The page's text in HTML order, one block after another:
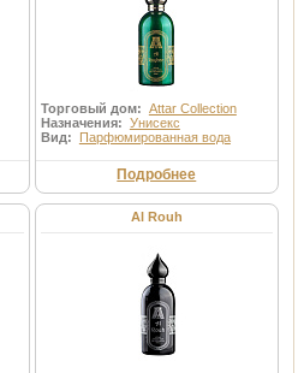
Торговый дом: Attar Collection
Назначения: Унисекс
Вид: Парфюмированная вода
Подробнее
Al Rouh